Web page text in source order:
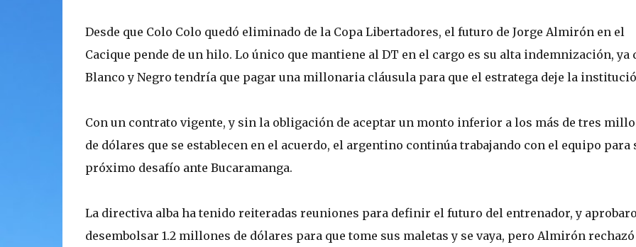
Desde que Colo Colo quedó eliminado de la Copa Libertadores, el futuro de Jorge Almirón en el
Cacique pende de un hilo. Lo único que mantiene al DT en el cargo es su alta indemnización, ya
Blanco y Negro tendría que pagar una millonaria cláusula para que el estratega deje la
Con un contrato vigente, y sin la obligación de aceptar un monto inferior a los más de tres
de dólares que se establecen en el acuerdo, el argentino continúa trabajando con el equipo para
próximo desafío ante Bucaramanga.
La directiva alba ha tenido reiteradas reuniones para definir el futuro del entrenador, y
desembolsar 1.2 millones de dólares para que tome sus maletas y se vaya, pero Almirón rechazó